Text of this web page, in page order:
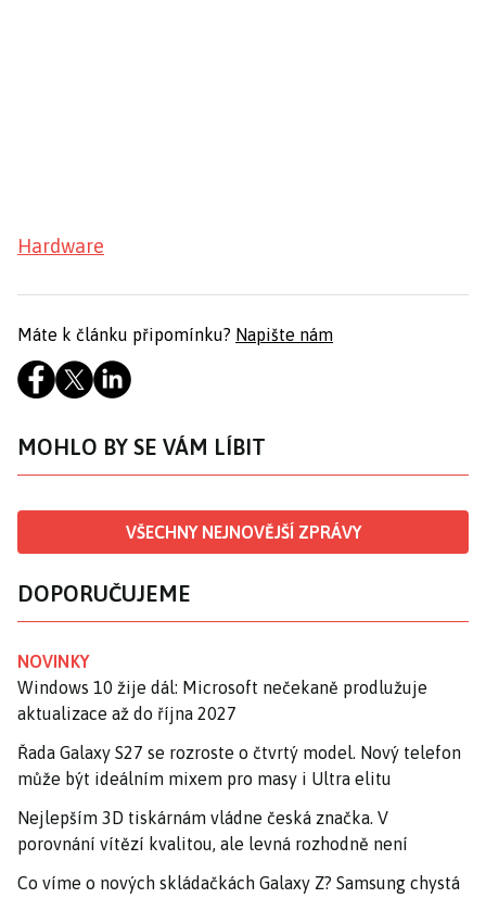
Hardware
Máte k článku připomínku? Napište nám
MOHLO BY SE VÁM LÍBIT
VŠECHNY NEJNOVĚJŠÍ ZPRÁVY
DOPORUČUJEME
NOVINKY
Windows 10 žije dál: Microsoft nečekaně prodlužuje
aktualizace až do října 2027
Řada Galaxy S27 se rozroste o čtvrtý model. Nový telefon
může být ideálním mixem pro masy i Ultra elitu
Nejlepším 3D tiskárnám vládne česká značka. V
porovnání vítězí kvalitou, ale levná rozhodně není
Co víme o nových skládačkách Galaxy Z? Samsung chystá